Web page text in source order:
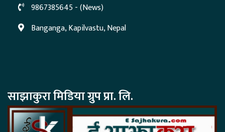
9867385645 - (News)
Banganga, Kapilvastu, Nepal
साझाकुरा मिडिया ग्रुप प्रा. लि.